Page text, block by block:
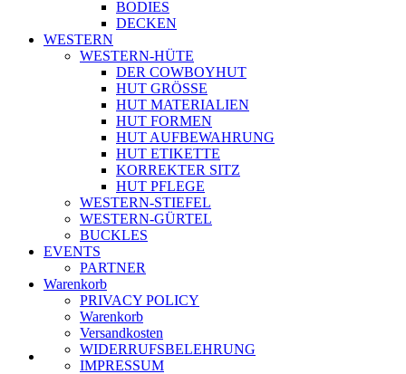
BODIES
DECKEN
WESTERN
WESTERN-HÜTE
DER COWBOYHUT
HUT GRÖSSE
HUT MATERIALIEN
HUT FORMEN
HUT AUFBEWAHRUNG
HUT ETIKETTE
KORREKTER SITZ
HUT PFLEGE
WESTERN-STIEFEL
WESTERN-GÜRTEL
BUCKLES
EVENTS
PARTNER
Warenkorb
PRIVACY POLICY
Warenkorb
Versandkosten
WIDERRUFSBELEHRUNG
IMPRESSUM